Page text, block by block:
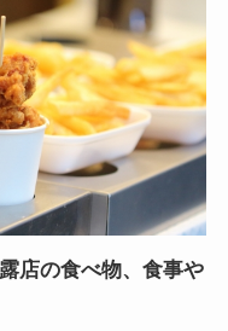
店の食べ物、食事や